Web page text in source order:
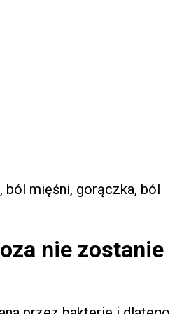
ból mięśni, gorączka, ból
nie zostanie